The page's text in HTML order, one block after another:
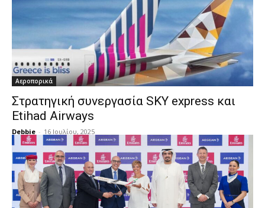
Αεροπορικά
Στρατηγική συνεργασία SKY express και
Etihad Airways
Debbie - 16 Ιουλίου, 2025